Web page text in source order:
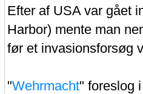
Efter af USA var gået
Harbor) mente man
før et invasionsforsøg
"Wehrmacht" foreslog